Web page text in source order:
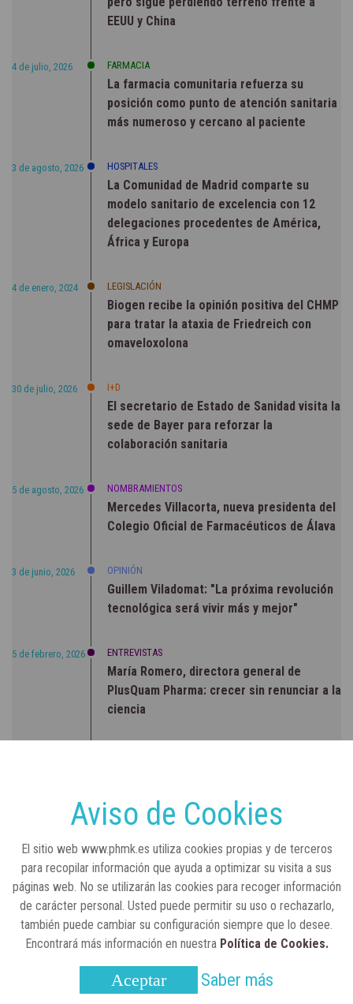
EEUU y China
4 de julio, 2026 FARMACIA
La farmacia comunitaria refuerza su
posición como punto de atención sanitaria
más numeroso y cercano al paciente
3 de agosto, 2026 HOSPITALES
La Comunidad de Madrid comparte su
modelo sanitario de excelencia con 12
delegaciones procedentes de América,
África y Europa
4 de enero, 2024 LEGISLACIÓN
Biogen recibe la opinión positiva del CHMP
para tratar la ataxia de Friedreich con
omaveloxolona
30 de julio, 2026 I+D
El secretario de Estado de Sanidad visita la
sede de Bayer para reforzar la
colaboración sanitaria
5 de agosto, 2026 NOMBRAMIENTOS
Mercedes Villacorta, nueva presidenta del
Colegio Oficial de Farmacéuticos de Álava
3 de junio, 2026 OPINIÓN
Guillem Viladomat: "La próxima revolución
tecnológica será vivir más y mejor"
5 de febrero, 2026 ENTREVISTAS
María Romero, directora general de
PlusQuam Pharma: crecer sin renunciar a la
ciencia
Lilly impulsa "Razones de Peso" para
visibilizar la obesidad
25 de marzo, 2023 ENTRE BASTIDORES
Real Academia Nacional de Farmacia: un
la sociedad actual
Aviso de Cookies
El sitio web www.phmk.es utiliza cookies propias y de terceros
para recopilar información que ayuda a optimizar su visita a sus
páginas web. No se utilizarán las cookies para recoger información
de carácter personal. Usted puede permitir su uso o rechazarlo,
también puede cambiar su configuración siempre que lo desee.
Encontrará más información en nuestra Política de Cookies.
Aceptar Saber más